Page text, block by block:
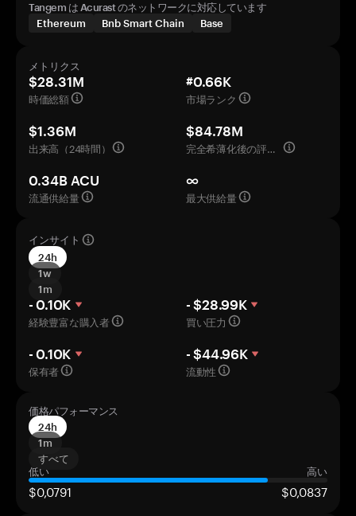
Tangem は Acurast のネットワークに対応しています
Ethereum
Bnb Smart Chain Base
メトリクス
$28.31M
時価総額
#0.66K
市場ランク
$1.36M
出来高（24時間）
$84.78M
完全希薄化後の評価額
0.34B ACU
流通供給量
∞
最大供給量
インサイト
24h
1w
1m
- 0.10K
経験豊富な購入者
- $28.99K
買い圧力
- 0.10K
保有者
- $44.96K
流動性
価格パフォーマンス
24h
1m
すべて
低い
高い
$0,0791 $0,0837